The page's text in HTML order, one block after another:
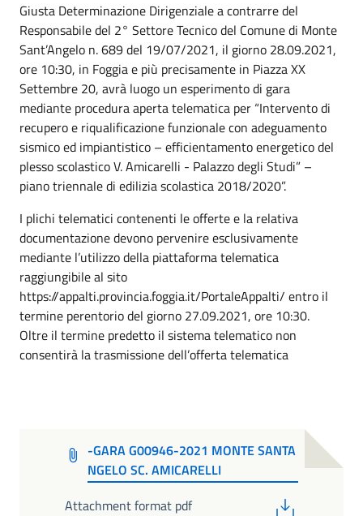
Giusta Determinazione Dirigenziale a contrarre del
Responsabile del 2° Settore Tecnico del Comune di Monte
Sant’Angelo n. 689 del 19/07/2021, il giorno 28.09.2021,
ore 10:30, in Foggia e più precisamente in Piazza XX
Settembre 20, avrà luogo un esperimento di gara
mediante procedura aperta telematica per “Intervento di
recupero e riqualificazione funzionale con adeguamento
sismico ed impiantistico – efficientamento energetico del
plesso scolastico V. Amicarelli - Palazzo degli Studi” –
piano triennale di edilizia scolastica 2018/2020”.
I plichi telematici contenenti le offerte e la relativa
documentazione devono pervenire esclusivamente
mediante l’utilizzo della piattaforma telematica
raggiungibile al sito
https://appalti.provincia.foggia.it/PortaleAppalti/ entro il
termine perentorio del giorno 27.09.2021, ore 10:30.
Oltre il termine predetto il sistema telematico non
consentirà la trasmissione dell’offerta telematica
-GARA G00946-2021 MONTE SANTA
NGELO SC. AMICARELLI
Attachment format pdf